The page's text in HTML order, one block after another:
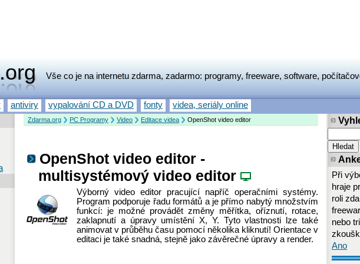
Vše co je na internetu zdarma, zadarmo: programy, freeware, software,
antiviry vypalování CD a DVD fonty videa, seriály online
Zdarma.org PC Programy Video Editace videa OpenShot video editor
OpenShot video editor -
multisystémový video editor
Výborný video editor pracující napříč operačními systémy.
Program podporuje řadu formátů a je přímo nabytý množstvím
funkcí: je možné provádět změny měřítka, oříznutí, rotace,
zaklapnutí a úpravy umístění X, Y. Tyto vlastnosti lze také
animovat v průběhu času pomocí několika kliknutí! Orientace v
editaci je také snadná, stejně jako závěrečné úpravy a render.
Při
hraje
roli
nebo
Ano